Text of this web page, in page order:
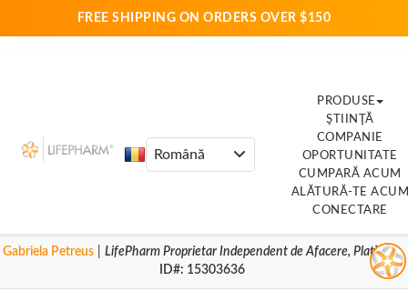
FREE SHIPPING ON ORDERS OVER $150
PRODUSE
ŞTIINŢĂ
COMPANIE
OPORTUNITATE
CUMPARĂ ACUM
ALĂTURĂ-TE
CONECTARE
Gabriela Petreus| LifePharm Proprietar Independent de Afacere, Platină|
ID#: 15303636